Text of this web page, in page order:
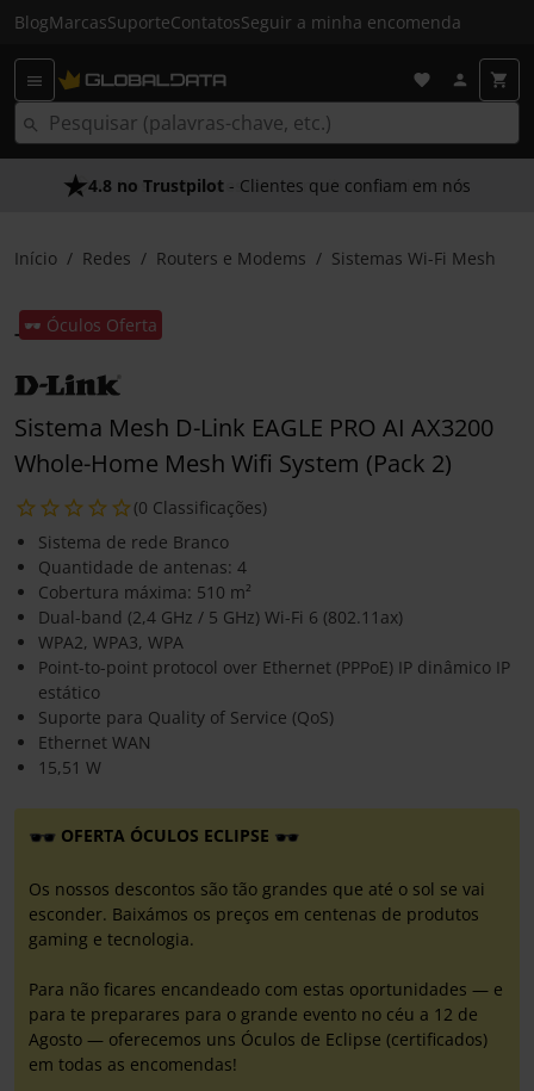
BlogMarcasSuporteContatosSeguir a minha encomenda
4.8 no Trustpilot - Clientes que confiam em nós
Início Redes Routers e Modems Sistemas Wi-Fi Mesh
🕶️ Óculos Oferta
Sistema Mesh D-Link EAGLE PRO AI AX3200
Whole-Home Mesh Wifi System (Pack 2)
(0 Classificações)
Sistema de rede Branco
Quantidade de antenas: 4
Cobertura máxima: 510 m²
Dual-band (2,4 GHz / 5 GHz) Wi-Fi 6 (802.11ax)
WPA2, WPA3, WPA
Point-to-point protocol over Ethernet (PPPoE) IP dinâmico IP
estático
Suporte para Quality of Service (QoS)
Ethernet WAN
15,51 W
OFERTA ÓCULOS ECLIPSE
Os nossos descontos são tão grandes que até o sol se vai
esconder. Baixámos os preços em centenas de produtos
gaming e tecnologia.
Para não ficares encandeado com estas oportunidades — e
para te preparares para o grande evento no céu a 12 de
Agosto — oferecemos uns Óculos de Eclipse (certificados)
em todas as encomendas!